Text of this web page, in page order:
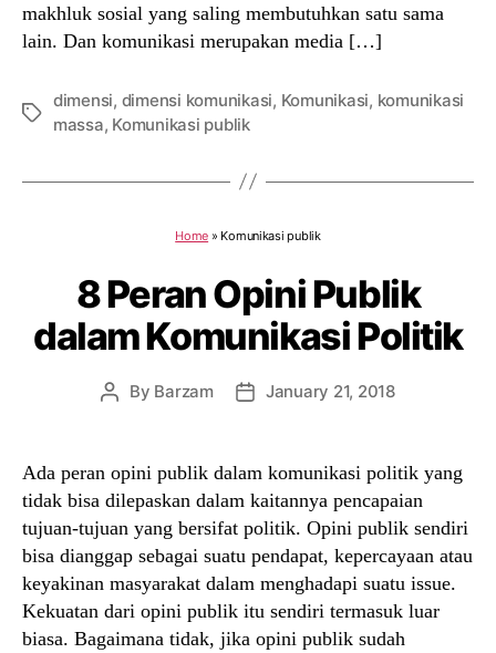
makhluk sosial yang saling membutuhkan satu sama
lain. Dan komunikasi merupakan media […]
Tags
dimensi, dimensi komunikasi, Komunikasi, komunikasi
massa, Komunikasi publik
Home » Komunikasi publik
8 Peran Opini Publik
dalam Komunikasi Politik
Post
By Barzam
PostJanuary 21, 2018
Ada peran opini publik dalam komunikasi politik yang
tidak bisa dilepaskan dalam kaitannya pencapaian
tujuan-tujuan yang bersifat politik. Opini publik sendiri
bisa dianggap sebagai suatu pendapat, kepercayaan atau
keyakinan masyarakat dalam menghadapi suatu issue.
Kekuatan dari opini publik itu sendiri termasuk luar
biasa. Bagaimana tidak, jika opini publik sudah